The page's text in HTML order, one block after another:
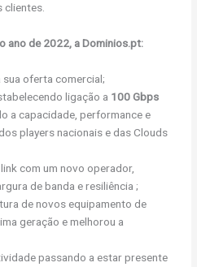
clientes.
ano de 2022, a Dominios.pt:
sua oferta comercial;
ligação a 100 Gbps
a capacidade, performance e
players nacionais e das Clouds
com um novo operador,
de banda e resiliência ;
de novos equipamento de
geração e melhorou a
passando a estar presente